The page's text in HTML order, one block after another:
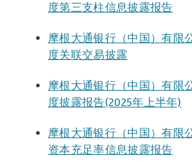
度第三支柱信息披露报告
摩根大通银行（中国）有限
度关联交易披露
摩根大通银行（中国）有限
度披露报告(2025年上半年)
摩根大通银行（中国）有限
资本充足率信息披露报告